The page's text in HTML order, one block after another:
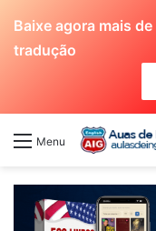
Baixe agora mais de
tradução
Menu